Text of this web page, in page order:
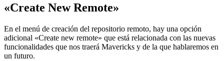
«Create New Remote»
En el menú de creación del repositorio remoto, hay una opción
adicional «Create new remote» que está relacionada con las nuevas
funcionalidades que nos traerá Mavericks y de la que hablaremos en
un futuro.